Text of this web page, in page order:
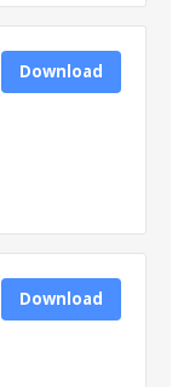
Download
Download